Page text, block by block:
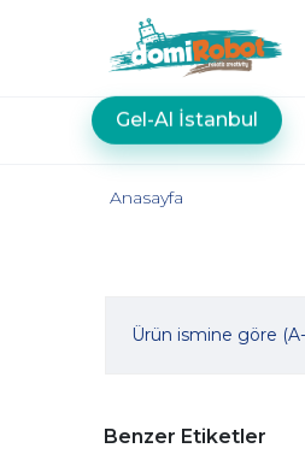
Gel-Al İstanbul
Anasayfa
Ürün ismine göre
Benzer Etiketler